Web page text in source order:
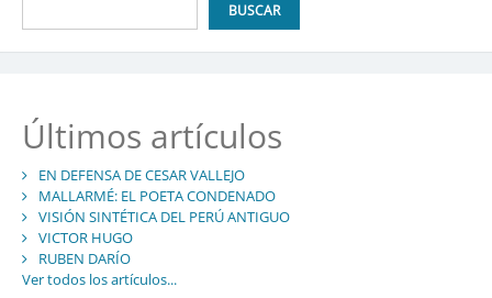
BUSCAR
Últimos artículos
EN DEFENSA DE CESAR VALLEJO
MALLARMÉ: EL POETA CONDENADO
VISIÓN SINTÉTICA DEL PERÚ ANTIGUO
VICTOR HUGO
RUBEN DARÍO
Ver todos los artículos...